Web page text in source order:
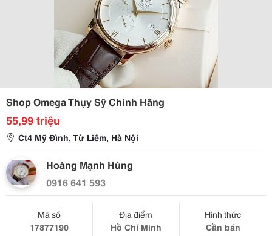
Shop Omega Thụy Sỹ Chính Hãng
55,99 triệu
Ct4 Mỹ Đình, Từ Liêm, Hà Nội
Hoàng Mạnh Hùng
0916 641 593
Mã số
17877190
Địa điểm
Hồ Chí Minh
Hình thức
Cần bán